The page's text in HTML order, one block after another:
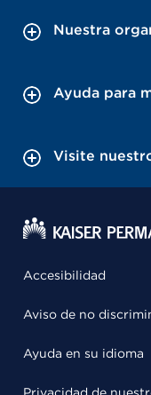
Nuestra
Ayuda para
Visite
Accesibilidad
Aviso de no
Ayuda en su idioma